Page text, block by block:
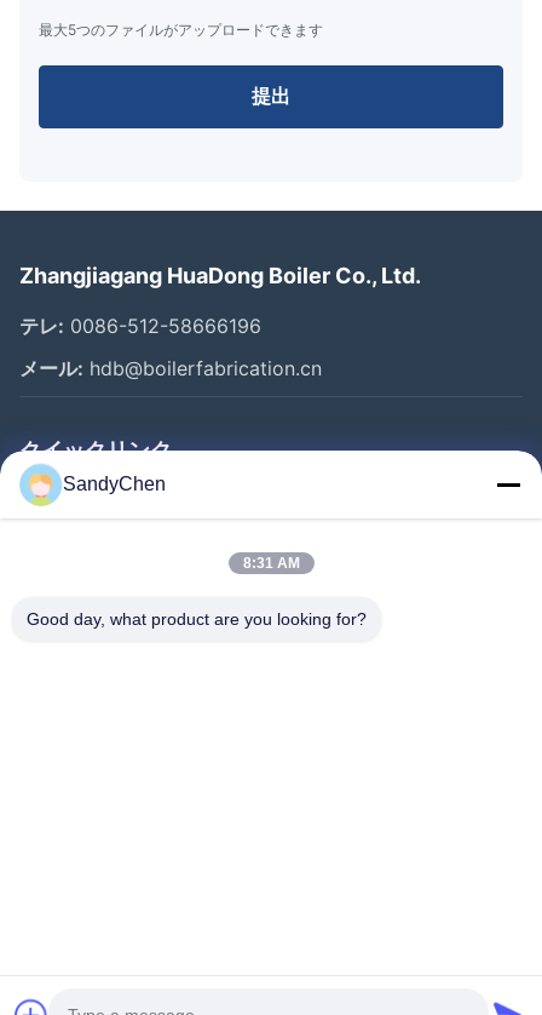
最大5つのファイルがアップロードできます
提出
Zhangjiagang HuaDong Boiler Co., Ltd.
テレ: 0086-512-58666196
メール: hdb@boilerfabrication.cn
クイックリンク
家
私達について
©2017- Zhangjiagang HuaDong Boiler Co., Ltd.. すべて 権利は保護されて
SandyChen
8:31 AM
Good day, what product are you looking for?